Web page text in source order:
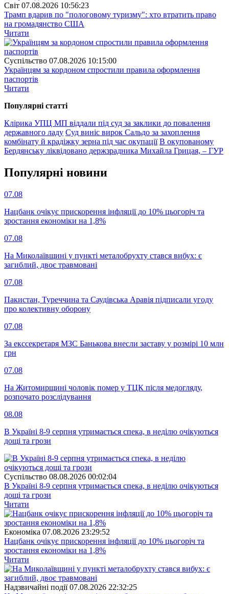
Свiт 07.08.2026 10:56:23
Трамп вдарив по "пологовому туризму": хто втратить право
на громадянство США
Читати
Суспiльство 07.08.2026 10:15:00
Українцям за кордоном спростили правила оформлення
паспортів
Читати
Популярнi статтi
Клірика УПЦ МП віддали під суд за заклики до повалення
державного ладу Суд виніс вирок Сальдо за захоплення
комбінату й крадіжку зерна під час окупації В окупованому
Бердянську ліквідовано держзрадника Михайла Грицая, – ГУР
Популярнi новини
07.08
Нацбанк очікує прискорення інфляції до 10% цьогоріч та
зростання економіки на 1,8%
07.08
На Миколаївщині у пункті металобрухту стався вибух: є
загиблий, двоє травмовані
07.08
Пакистан, Туреччина та Саудівська Аравія підписали угоду
про колективну оборону
07.08
За екссекретаря МЗС Банькова внесли заставу у розмірі 10 млн
грн
07.08
На Житомирщині чоловік помер у ТЦК після медогляду,
розпочато розслідування
08.08
В Україні 8-9 серпня утримається спека, в неділю очікуються
дощі та грози
Суспiльство 08.08.2026 00:02:04
В Україні 8-9 серпня утримається спека, в неділю очікуються
дощі та грози
Читати
Економіка 07.08.2026 23:29:52
Нацбанк очікує прискорення інфляції до 10% цьогоріч та
зростання економіки на 1,8%
Читати
Надзвичайні події 07.08.2026 22:32:25